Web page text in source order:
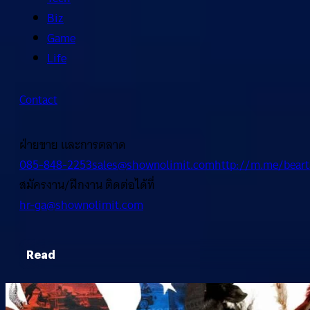
Biz
Game
Life
Contact
ฝ่ายขาย และการตลาด
085-848-2253sales@shownolimit.comhttp://m.me/
สมัครงาน/ฝึกงาน ติดต่อได้ที่
hr-ga@shownolimit.com
Read